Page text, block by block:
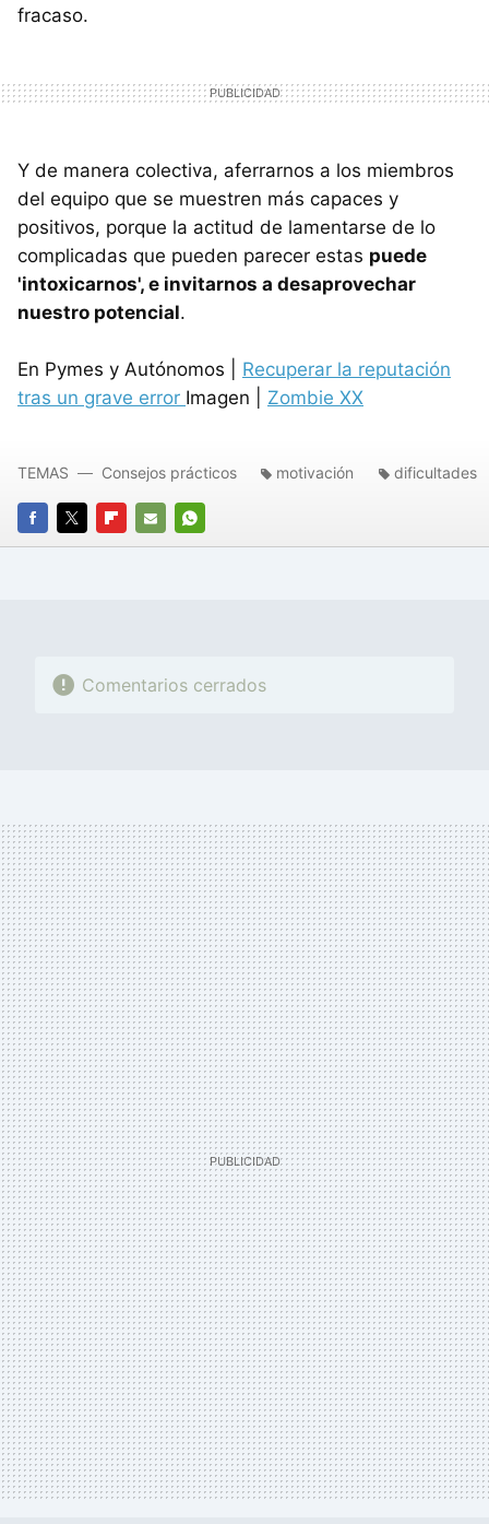
fracaso.
Y de manera colectiva, aferrarnos a los miembros
del equipo que se muestren más capaces y
positivos, porque la actitud de lamentarse de lo
complicadas que pueden parecer estas puede
'intoxicarnos', e invitarnos a desaprovechar
nuestro potencial.
En Pymes y Autónomos | Recuperar la reputación
tras un grave error Imagen | Zombie XX
FACEBOOK
TWITTERFLIPBOARD
E-
WHATSAPP
TEMAS Consejos prácticos motivación dificultades
Comentarios cerrados